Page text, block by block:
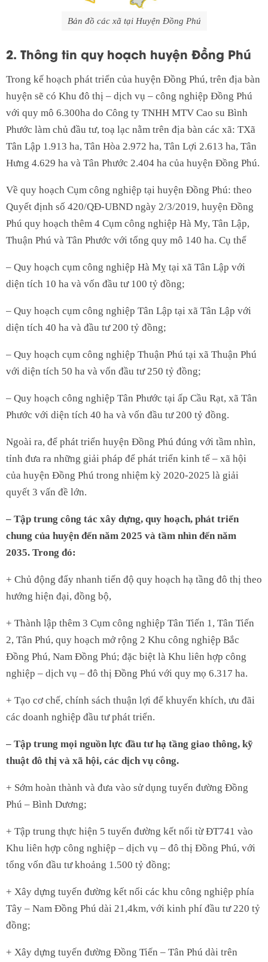
Bản đồ các xã tại Huyện Đồng Phú
2. Thông tin quy hoạch huyện Đồng Phú
Trong kế hoạch phát triển của huyện Đồng Phú, trên địa bàn
huyện sẽ có Khu đô thị – dịch vụ – công nghiệp Đồng Phú
với quy mô 6.300ha do Công ty TNHH MTV Cao su Bình
Phước làm chủ đầu tư, toạ lạc nằm trên địa bàn các xã: TXã
Tân Lập 1.913 ha, Tân Hòa 2.972 ha, Tân Lợi 2.613 ha, Tân
Hưng 4.629 ha và Tân Phước 2.404 ha của huyện Đồng Phú.
Về quy hoạch Cụm công nghiệp tại huyện Đồng Phú: theo
Quyết định số 420/QĐ-UBND ngày 2/3/2019, huyện Đồng
Phú quy hoạch thêm 4 Cụm công nghiệp Hà My, Tân Lập,
Thuận Phú và Tân Phước với tổng quy mô 140 ha. Cụ thể
– Quy hoạch cụm công nghiệp Hà Mỵ tại xã Tân Lập với
diện tích 10 ha và vốn đầu tư 100 tỷ đồng;
– Quy hoạch cụm công nghiệp Tân Lập tại xã Tân Lập với
diện tích 40 ha và đầu tư 200 tỷ đồng;
– Quy hoạch cụm công nghiệp Thuận Phú tại xã Thuận Phú
với diện tích 50 ha và vốn đầu tư 250 tỷ đồng;
– Quy hoạch công nghiệp Tân Phước tại ấp Cầu Rạt, xã Tân
Phước với diện tích 40 ha và vốn đầu tư 200 tỷ đồng.
Ngoài ra, để phát triển huyện Đồng Phú đúng với tầm nhìn,
tỉnh đưa ra những giải pháp để phát triển kinh tế – xã hội
của huyện Đồng Phú trong nhiệm kỳ 2020-2025 là giải
quyết 3 vấn đề lớn.
– Tập trung công tác xây dựng, quy hoạch, phát triển
chung của huyện đến năm 2025 và tầm nhìn đến năm
2035. Trong đó:
+ Chủ động đẩy nhanh tiến độ quy hoạch hạ tầng đô thị theo
hướng hiện đại, đồng bộ,
+ Thành lập thêm 3 Cụm công nghiệp Tân Tiến 1, Tân Tiến
2, Tân Phú, quy hoạch mở rộng 2 Khu công nghiệp Bắc
Đồng Phú, Nam Đồng Phú; đặc biệt là Khu liên hợp công
nghiệp – dịch vụ – đô thị Đồng Phú với quy mọ 6.317 ha.
+ Tạo cơ chế, chính sách thuận lợi để khuyến khích, ưu đãi
các doanh nghiệp đầu tư phát triển.
– Tập trung mọi nguồn lực đầu tư hạ tầng giao thông, kỹ
thuật đô thị và xã hội, các dịch vụ công.
+ Sớm hoàn thành và đưa vào sử dụng tuyến đường Đồng
Phú – Bình Dương;
+ Tập trung thực hiện 5 tuyến đường kết nối từ ĐT741 vào
Khu liên hợp công nghiệp – dịch vụ – đô thị Đồng Phú, với
tổng vốn đầu tư khoảng 1.500 tỷ đồng;
+ Xây dựng tuyến đường kết nối các khu công nghiệp phía
Tây – Nam Đồng Phú dài 21,4km, với kinh phí đầu tư 220 tỷ
đồng;
+ Xây dựng tuyến đường Đồng Tiến – Tân Phú dài trên